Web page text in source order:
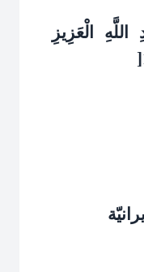
الْعَزِيزِ
]